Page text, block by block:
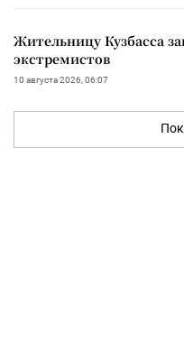
Жительницу Кузбасса
экстремистов
10 августа 2026, 06:07